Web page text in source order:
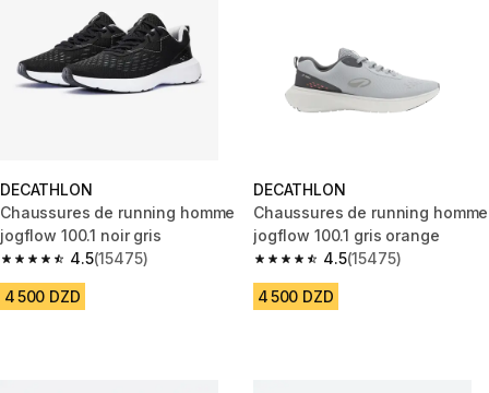
DECATHLON
Chaussures de running homme
jogflow 100.1 noir gris
4.5
4.5 out of 5 stars from 15475 reviews
(15475)
4 500 DZD
DECATHLON
Chaussures de running homme
jogflow 100.1 gris orange
4.5
4.5 out of 5 stars from 15475
(15475)
4 500 DZD